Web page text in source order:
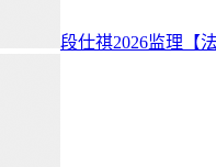
段仕祺2026监理【